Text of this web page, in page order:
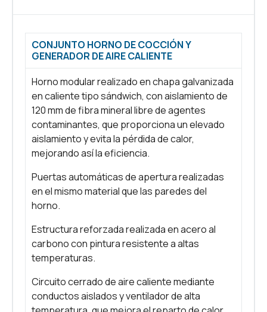
CONJUNTO HORNO DE COCCIÓN Y
GENERADOR DE AIRE CALIENTE
Horno modular realizado en chapa galvanizada
en caliente tipo sándwich, con aislamiento de
120 mm de fibra mineral libre de agentes
contaminantes, que proporciona un elevado
aislamiento y evita la pérdida de calor,
mejorando así la eficiencia.
Puertas automáticas de apertura realizadas
en el mismo material que las paredes del
horno.
Estructura reforzada realizada en acero al
carbono con pintura resistente a altas
temperaturas.
Circuito cerrado de aire caliente mediante
conductos aislados y ventilador de alta